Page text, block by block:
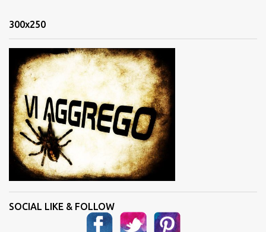
n
i
300x250
SOCIAL LIKE & FOLLOW